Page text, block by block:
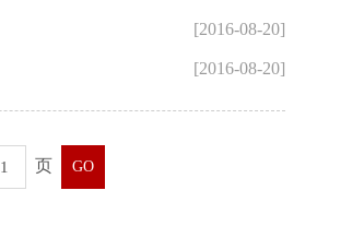
[2016-08-20]
[2016-08-20]
页 GO